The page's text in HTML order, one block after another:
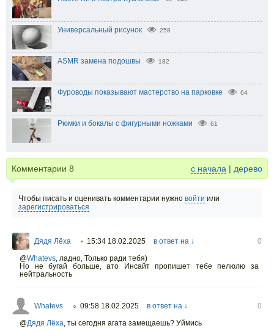
Универсальный рисунок 258
ASMR замена подошвы 182
Фуроводы показывают мастерство на парковке 64
Рюмки и бокалы с фигурными ножками 61
Комментарии 8 с начала | дерево
Чтобы писать и оценивать комментарии нужно войти или
зарегистрироваться
Дядя Лёха • 15:34 18.02.2025 в ответ на ↓
0
@Whatevs ладно, Только ради тебя)
Но не бугай больше, ато Инсайт пропишет тебе пелюлю за
нейтральность
Whatevs ○ 09:58 18.02.2025 в ответ на ↓
0
@Дядя Лёха ты сегодня агата замещаешь? Уймись